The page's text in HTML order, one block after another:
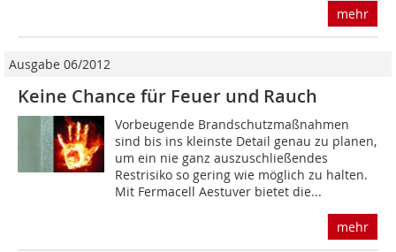
mehr
Ausgabe 06/2012
Keine Chance für Feuer und Rauch
Vorbeugende Brandschutzmaßnahmen
sind bis ins kleinste Detail genau zu planen,
um ein nie ganz auszuschließendes
Restrisiko so gering wie möglich zu halten.
Mit Fermacell Aestuver bietet die...
mehr